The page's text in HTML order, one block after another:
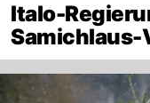
Italo-
Samichlaus-